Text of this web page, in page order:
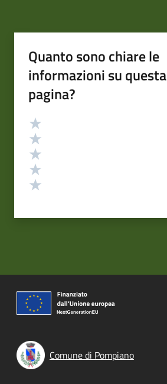
Quanto sono chiare le
informazioni su questa
pagina?
Valutazione
Comune di Pompiano